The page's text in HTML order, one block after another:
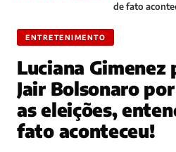
de fato
ENTRETENIMENTO
Luciana Gimenez
Jair Bolsonaro
as eleições,
fato aconteceu!